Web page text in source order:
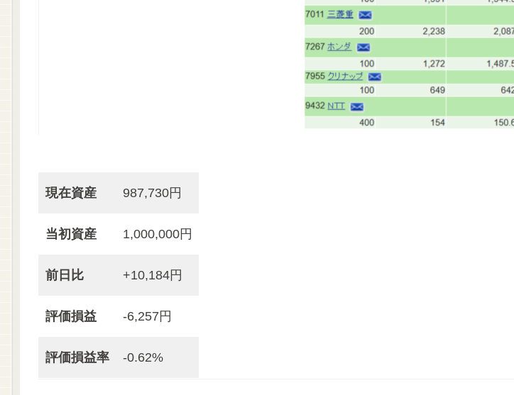
現在資産 987,730円
当初資産 1,000,000円
前日比 +10,184円
評価損益 -6,257円
評価損益率 -0.62%